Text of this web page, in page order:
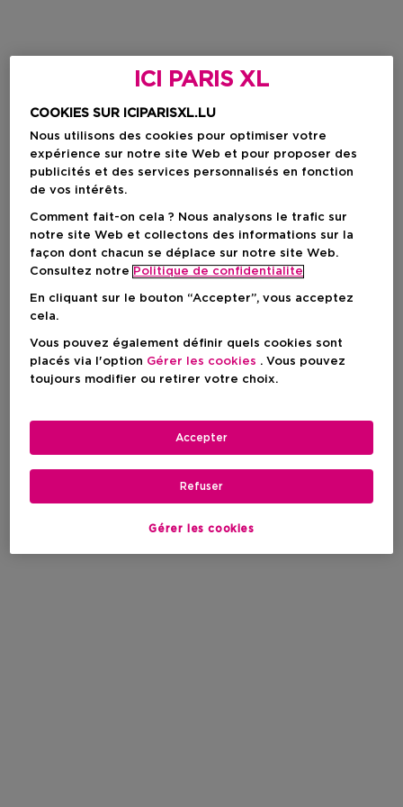
ICI PARIS XL
COOKIES SUR ICIPARISXL.LU
Nous utilisons des cookies pour optimiser votre
expérience sur notre site Web et pour proposer des
publicités et des services personnalisés en fonction
de vos intérêts.
Comment fait-on cela ? Nous analysons le trafic sur
notre site Web et collectons des informations sur la
façon dont chacun se déplace sur notre site Web.
Consultez notre Politique de confidentialite
En cliquant sur le bouton “Accepter”, vous acceptez
cela.
Vous pouvez également définir quels cookies sont
placés via l'option Gérer les cookies . Vous pouvez
toujours modifier ou retirer votre choix.
Gérer les cookies
Refuser
Accepter